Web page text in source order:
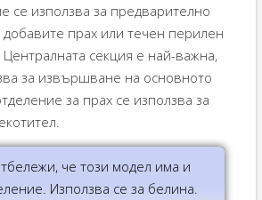
се използва за предварително
прах или течен перилен
секция е най-важна,
за извършване на основното
за прах се използва за
че този модел има и
Използва се за белина.